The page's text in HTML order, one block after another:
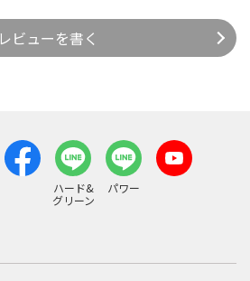
レビューを書く
ハード&
グリーン
パワー